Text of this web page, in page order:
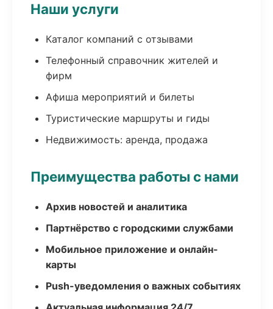
Наши услуги
Каталог компаний с отзывами
Телефонный справочник жителей и
фирм
Афиша мероприятий и билеты
Туристические маршруты и гиды
Недвижимость: аренда, продажа
Преимущества работы с нами
Архив новостей и аналитика
Партнёрство с городскими службами
Мобильное приложение и онлайн-
карты
Push-уведомления о важных событиях